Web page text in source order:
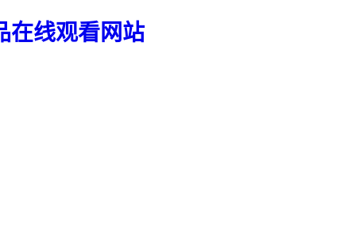
在线观看网站